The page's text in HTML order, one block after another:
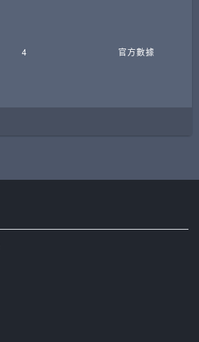
4 官方數據